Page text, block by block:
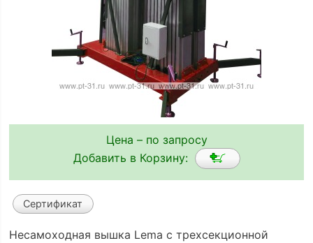
Цена – по запросу
Добавить в Корзину:
Сертификат
Несамоходная вышка Lema с трехсекционной